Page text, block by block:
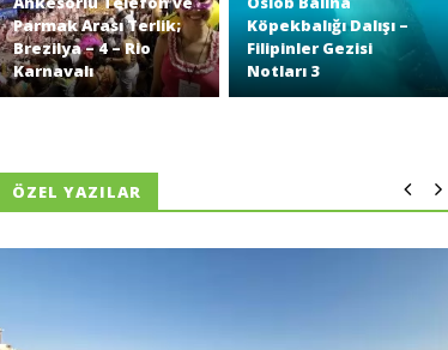
Parmak Arası Terlik;
Brezilya – 4 – Rio
Karnavalı
Köpekbalığı Dalışı –
Filipinler Gezisi
Notları 3
ÖZEL YAZILAR